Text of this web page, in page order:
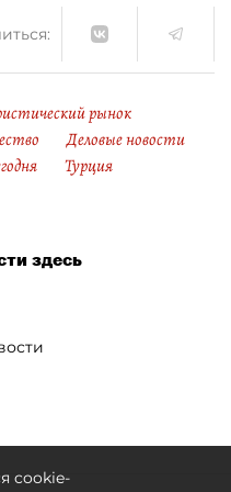
рынок
Деловые новости
Турция
здесь
cookie-